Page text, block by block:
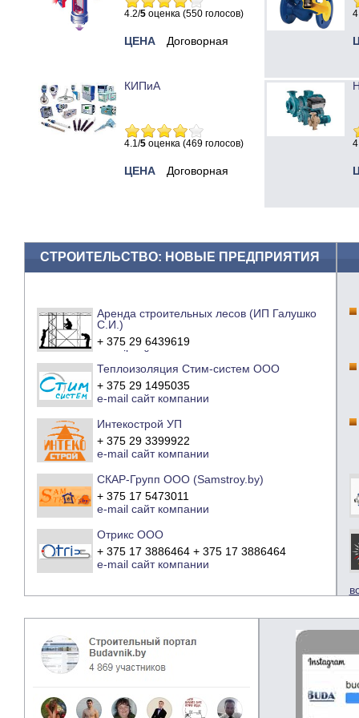
4.2/5 оценка (550 голосов)
ЦЕНА Договорная
КИПиА
4.1/5 оценка (469 голосов)
ЦЕНА Договорная
СТРОИТЕЛЬСТВО: НОВЫЕ ПРЕДПРИЯТИЯ
Аренда строительных лесов (ИП Галушко
С.И.)
+ 375 29 6439619
e-mail
сайт компании
Теплоизоляция Стим-систем ООО
+ 375 29 1495035
e-mail сайт компании
Интекострой УП
+ 375 29 3399922
e-mail сайт компании
СКАР-Групп ООО (Samstroy.by)
+ 375 17 5473011
e-mail сайт компании
Отрикс ООО
+ 375 17 3886464 + 375 17 3886464
e-mail сайт компании